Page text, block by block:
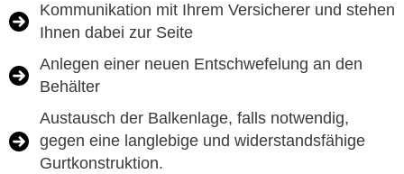
Kommunikation mit Ihrem Versicherer und stehen
Ihnen dabei zur Seite
Anlegen einer neuen Entschwefelung an den
Behälter
Austausch der Balkenlage, falls notwendig,
gegen eine langlebige und widerstandsfähige
Gurtkonstruktion.